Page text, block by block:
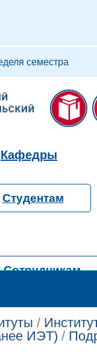
семестра
Кафедры
Студентам
Сотрудникам
/
ИЭТ) /